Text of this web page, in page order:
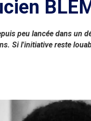
peu lancée dans un
Si l'initiative reste